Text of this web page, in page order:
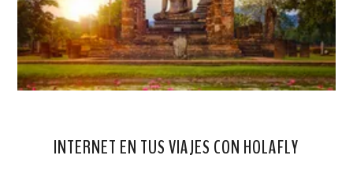
INTERNET EN TUS VIAJES CON HOLAFLY